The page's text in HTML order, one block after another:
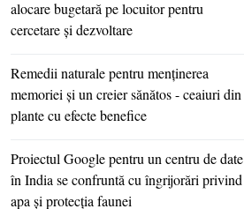
alocare bugetară pe locuitor pentru
cercetare şi dezvoltare
Remedii naturale pentru menţinerea
memoriei şi un creier sănătos - ceaiuri din
plante cu efecte benefice
Proiectul Google pentru un centru de date
în India se confruntă cu îngrijorări privind
apa şi protecţia faunei